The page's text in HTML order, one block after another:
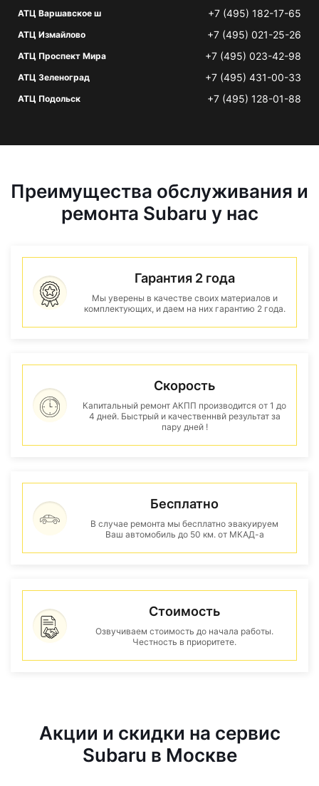
АТЦ Варшавское ш +7 (495) 182-17-65
АТЦ Измайлово +7 (495) 021-25-26
АТЦ Проспект Мира +7 (495) 023-42-98
АТЦ Зеленоград +7 (495) 431-00-33
АТЦ Подольск +7 (495) 128-01-88
Преимущества обслуживания и
ремонта Subaru у нас
Гарантия 2 года
Мы уверены в качестве своих материалов и
комплектующих, и даем на них гарантию 2 года.
Скорость
Капитальный ремонт АКПП производится от 1 до
4 дней. Быстрый и качественнвй результат за
пару дней !
Бесплатно
В случае ремонта мы бесплатно эвакуируем
Ваш автомобиль до 50 км. от МКАД-а
Стоимость
Озвучиваем стоимость до начала работы.
Честность в приоритете.
Акции и скидки на сервис
Subaru в Москве